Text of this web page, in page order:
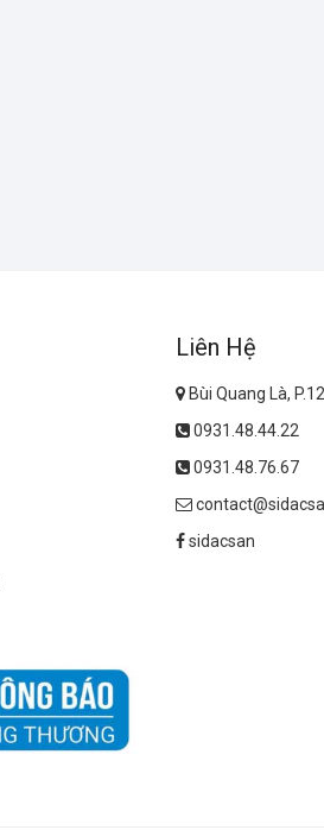
Liên Hệ
Bùi Quang Là,
0931.48.44.22
0931.48.76.67
sidacsan